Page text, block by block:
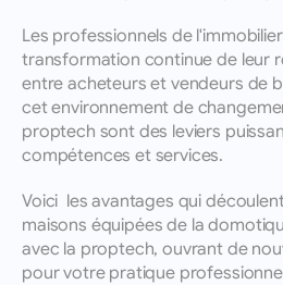
Les professionnels de
transformation continue de leur
entre acheteurs et vendeurs de
cet environnement de
proptech sont des leviers
compétences et services.
Voici  les avantages qui
maisons équipées de la
avec la proptech, ouvrant de
pour votre pratique